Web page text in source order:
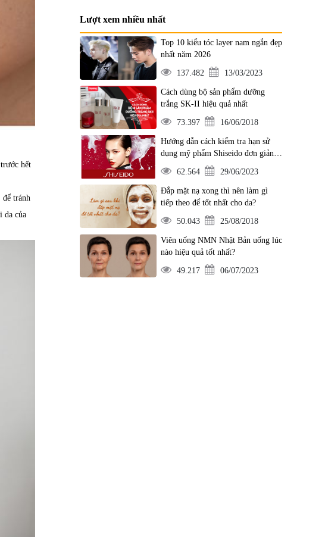
hết
để tránh
da của
Lượt xem nhiều nhất
Top 10 kiểu tóc layer nam ngắn đẹp
nhất năm 2026
137.482 13/03/2023
Cách dùng bộ sản phẩm dưỡng
trắng SK-II hiệu quả nhất
73.397 16/06/2018
Hướng dẫn cách kiểm tra hạn sử
dụng mỹ phẩm Shiseido đơn giản
nhất
62.564 29/06/2023
Đắp mặt nạ xong thì nên làm gì
tiếp theo để tốt nhất cho da?
50.043 25/08/2018
Viên uống NMN Nhật Bản uống lúc
nào hiệu quả tốt nhất?
49.217 06/07/2023